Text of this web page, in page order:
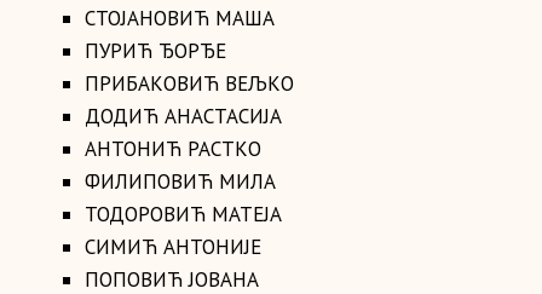
СТОЈАНОВИЋ МАША
ПУРИЋ ЂОРЂЕ
ПРИБАКОВИЋ ВЕЉКО
ДОДИЋ АНАСТАСИЈА
АНТОНИЋ РАСТКО
ФИЛИПОВИЋ МИЛА
ТОДОРОВИЋ МАТЕЈА
СИМИЋ АНТОНИЈЕ
ПОПОВИЋ ЈОВАНА